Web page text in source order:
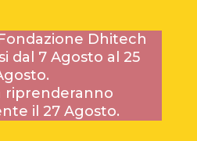
Dhitech
dal 7 Agosto al 25
riprenderanno
il 27 Agosto.
2019